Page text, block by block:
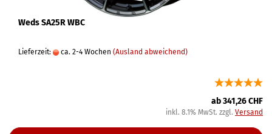
Weds SA25R WBC
Lieferzeit: ca. 2-4 Wochen (Ausland abweichend)
ab 341,26 CHF
inkl. 8.1% MwSt. zzgl. Versand